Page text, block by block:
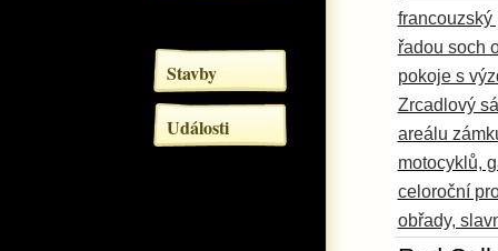
Stavby
Události
francouzský
řadou soch
pokoje s
Zrcadlový
areálu
motocyklů,
celoroční
obřady,